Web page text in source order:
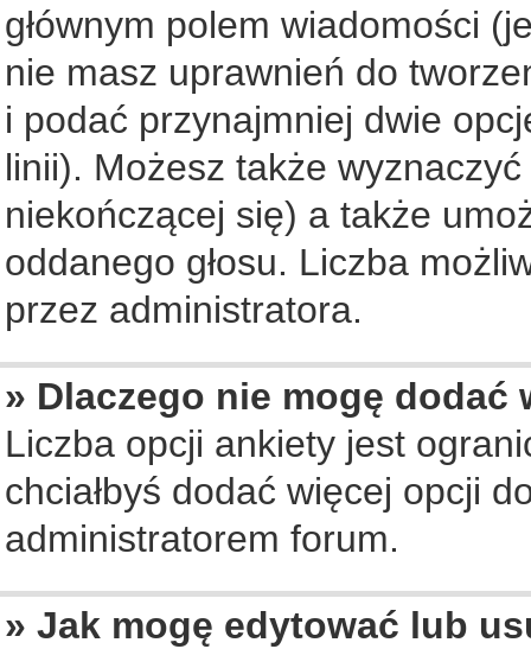
głównym polem wiadomości
nie masz uprawnień do
i podać przynajmniej dwie
linii). Możesz także
niekończącej się) a także
oddanego głosu. Liczba
przez administratora.
» Dlaczego nie mogę
Liczba opcji ankiety jest
chciałbyś dodać więcej opcji
administratorem forum.
» Jak mogę edytować lub